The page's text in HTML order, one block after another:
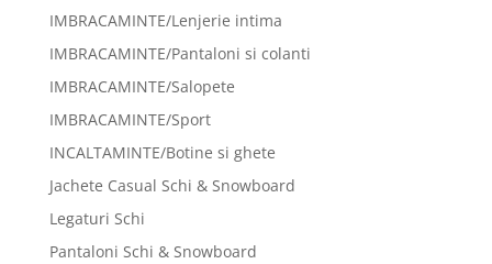
IMBRACAMINTE/Lenjerie intima
IMBRACAMINTE/Pantaloni si colanti
IMBRACAMINTE/Salopete
IMBRACAMINTE/Sport
INCALTAMINTE/Botine si ghete
Jachete Casual Schi & Snowboard
Legaturi Schi
Pantaloni Schi & Snowboard